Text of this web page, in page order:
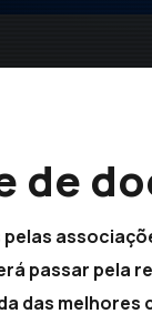
de
passar
das melhores